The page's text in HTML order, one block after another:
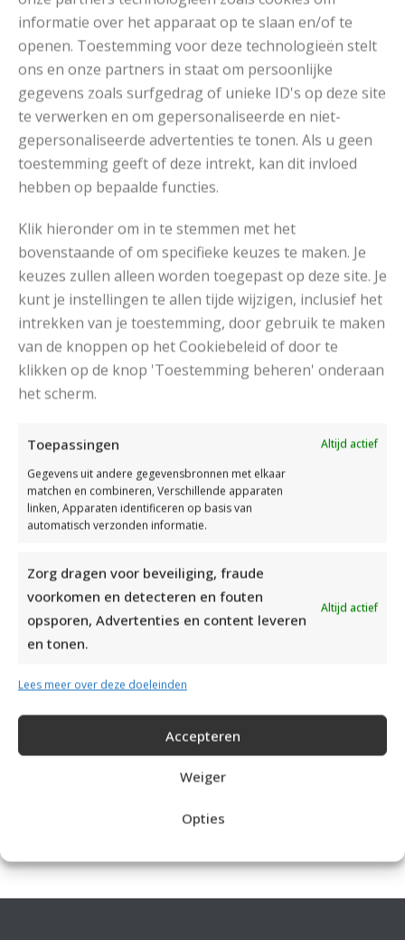
informatie over het apparaat op te slaan en/of te
openen. Toestemming voor deze technologieën stelt
ons en onze partners in staat om persoonlijke
gegevens zoals surfgedrag of unieke ID's op deze site
te verwerken en om gepersonaliseerde en niet-
gepersonaliseerde advertenties te tonen. Als u geen
toestemming geeft of deze intrekt, kan dit invloed
hebben op bepaalde functies.
Klik hieronder om in te stemmen met het
bovenstaande of om specifieke keuzes te maken. Je
keuzes zullen alleen worden toegepast op deze site. Je
kunt je instellingen te allen tijde wijzigen, inclusief het
intrekken van je toestemming, door gebruik te maken
van de knoppen op het Cookiebeleid of door te
klikken op de knop 'Toestemming beheren' onderaan
het scherm.
Toepassingen
Altijd actief
Gegevens uit andere gegevensbronnen met elkaar
matchen en combineren, Verschillende apparaten
linken, Apparaten identificeren op basis van
automatisch verzonden informatie.
Zorg dragen voor beveiliging, fraude
voorkomen en detecteren en fouten
opsporen, Advertenties en content leveren
en tonen.
Altijd actief
Lees meer over deze doeleinden
Accepteren
Weiger
Opties